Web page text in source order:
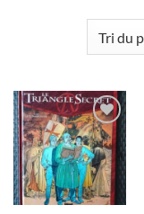
Ajouter
à ma
liste